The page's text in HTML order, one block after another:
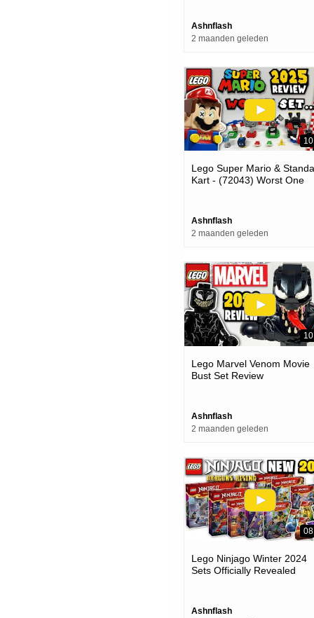
Ashnflash
2 maanden geleden
Lego Super Mario &
Kart - (72043) Worst One
Ashnflash
2 maanden geleden
Lego Marvel Venom Movie
Bust Set Review
Ashnflash
2 maanden geleden
Lego Ninjago Winter 2024
Sets Officially Revealed
Ashnflash